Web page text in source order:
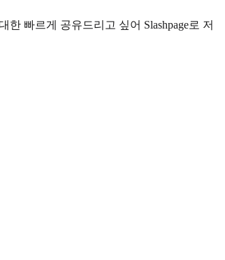
빠르게 공유드리고 싶어 Slashpage로 저